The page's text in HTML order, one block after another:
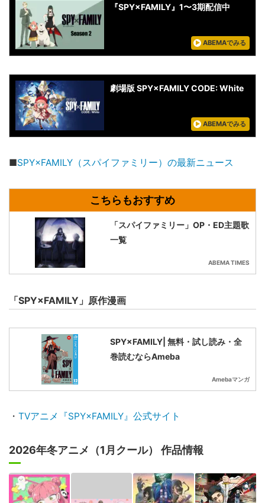
『SPY×FAMILY』1〜3期配信中
ABEMAでみる
劇場版 SPY×FAMILY CODE: White
ABEMAでみる
■SPY×FAMILY（スパイファミリー）の最新ニュース
「スパイファミリー」OP・ED主題歌
一覧
ABEMA TIMES
「SPY×FAMILY」原作漫画
SPY×FAMILY| 無料・試し読み・全
巻読むならAmeba
Amebaマンガ
・ TVアニメ『SPY×FAMILY』公式サイト
2026年冬アニメ（1月クール） 作品情報